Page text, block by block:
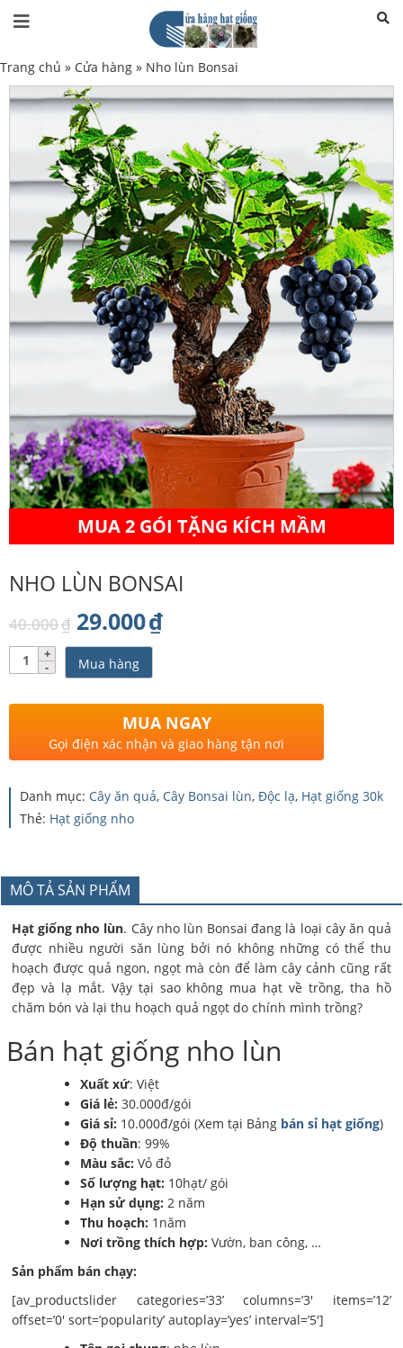
Trang chủ » Cửa hàng » Nho lùn Bonsai
MUA 2 GÓI TẶNG KÍCH MẦM
NHO LÙN BONSAI
40.000₫ Giá
gốc
là:
40.000₫.
29.000₫Giá
là:
29.000₫.
lượng
Mua hàng
MUA NGAY
Gọi điện xác nhận và giao hàng tận nơi
Danh mục: Cây ăn quả, Cây Bonsai lùn, Độc lạ, Hạt giống 30k
Thẻ: Hạt giống nho
MÔ TẢ SẢN PHẨM
Hạt giống nho lùn. Cây nho lùn Bonsai đang là loại cây ăn quả
được nhiều người săn lùng bởi nó không những có thể thu
hoạch được quả ngon, ngọt mà còn để làm cây cảnh cũng rất
đẹp và lạ mắt. Vậy tại sao không mua hạt về trồng, tha hồ
chăm bón và lại thu hoạch quả ngọt do chính mình trồng?
Bán hạt giống nho lùn
Xuất xứ: Việt
Giá lẻ: 30.000đ/gói
Giá sỉ: 10.000đ/gói (Xem tại Bảng bán sỉ hạt giống)
Độ thuần: 99%
Màu sắc: Vỏ đỏ
Số lượng hạt: 10hạt/ gói
Hạn sử dụng: 2 năm
Thu hoạch: 1năm
Nơi trồng thích hợp: Vườn, ban công, …
Sản phẩm bán chạy:
[av_productslider categories=’33’ columns=’3′ items=’12’
offset=’0′ sort=’popularity’ autoplay=’yes’ interval=’5′]